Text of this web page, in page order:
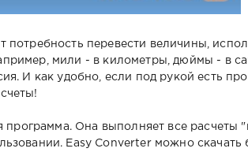
потребность перевести величины,
мили - в километры, дюймы - в
И как удобно, если под рукой есть
программа. Она выполняет все расчеты
Easy Converter можно скачать